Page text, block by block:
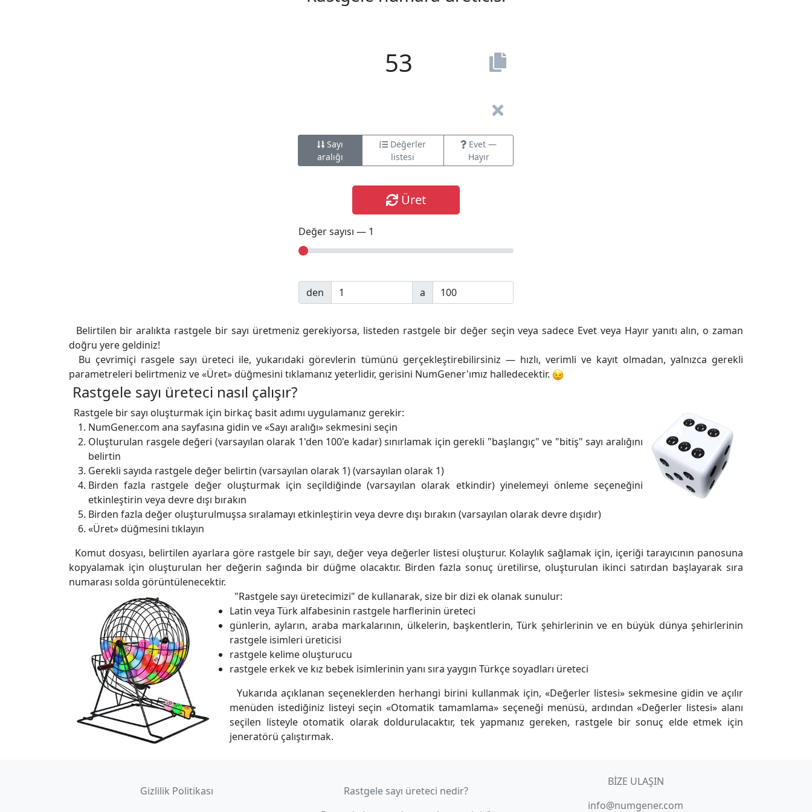
Sayı
aralığı
Değerler
listesi
Evet —
Hayır
Üret
Değer sayısı — 1
den a
Belirtilen bir aralıkta rastgele bir sayı üretmeniz gerekiyorsa, listeden rastgele bir değer seçin veya sadece Evet veya Hayır yanıtı alın, o zaman
doğru yere geldiniz!
Bu çevrimiçi rasgele sayı üreteci ile, yukarıdaki görevlerin tümünü gerçekleştirebilirsiniz — hızlı, verimli ve kayıt olmadan, yalnızca gerekli
parametreleri belirtmeniz ve «Üret» düğmesini tıklamanız yeterlidir, gerisini NumGener'ımız halledecektir.
Rastgele sayı üreteci nasıl çalışır?
Rastgele bir sayı oluşturmak için birkaç basit adımı uygulamanız gerekir:
NumGener.com ana sayfasına gidin ve «Sayı aralığı» sekmesini seçin
Oluşturulan rasgele değeri (varsayılan olarak 1'den 100'e kadar) sınırlamak için gerekli "başlangıç" ve "bitiş" sayı aralığını
belirtin
Gerekli sayıda rastgele değer belirtin (varsayılan olarak 1) (varsayılan olarak 1)
Birden fazla rastgele değer oluşturmak için seçildiğinde (varsayılan olarak etkindir) yinelemeyi önleme seçeneğini
etkinleştirin veya devre dışı bırakın
Birden fazla değer oluşturulmuşsa sıralamayı etkinleştirin veya devre dışı bırakın (varsayılan olarak devre dışıdır)
«Üret» düğmesini tıklayın
Komut dosyası, belirtilen ayarlara göre rastgele bir sayı, değer veya değerler listesi oluşturur. Kolaylık sağlamak için, içeriği tarayıcının panosuna
kopyalamak için oluşturulan her değerin sağında bir düğme olacaktır. Birden fazla sonuç üretilirse, oluşturulan ikinci satırdan başlayarak sıra
numarası solda görüntülenecektir.
"Rastgele sayı üretecimizi" de kullanarak, size bir dizi ek olanak sunulur:
Latin veya Türk alfabesinin rastgele harflerinin üreteci
günlerin, ayların, araba markalarının, ülkelerin, başkentlerin, Türk şehirlerinin ve en büyük dünya şehirlerinin
rastgele isimleri üreticisi
rastgele kelime oluşturucu
rastgele erkek ve kız bebek isimlerinin yanı sıra yaygın Türkçe soyadları üreteci
Yukarıda açıklanan seçeneklerden herhangi birini kullanmak için, «Değerler listesi» sekmesine gidin ve açılır
menüden istediğiniz listeyi seçin «Otomatik tamamlama» seçeneği menüsü, ardından «Değerler listesi» alanı
seçilen listeyle otomatik olarak doldurulacaktır, tek yapmanız gereken, rastgele bir sonuç elde etmek için
jeneratörü çalıştırmak.
Gizlilik Politikası
Rastgele sayı üreteci nedir?
BIZE ULAŞIN
info@numgener.com